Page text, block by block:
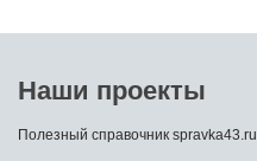
Наши проекты
Полезный справочник spravka43.ru